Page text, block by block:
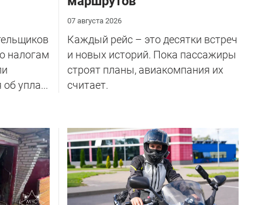
налогам
упла...
07 августа 2026
Каждый рейс – это десятки встреч
и новых историй. Пока пассажиры
строят планы, авиакомпания их
считает.